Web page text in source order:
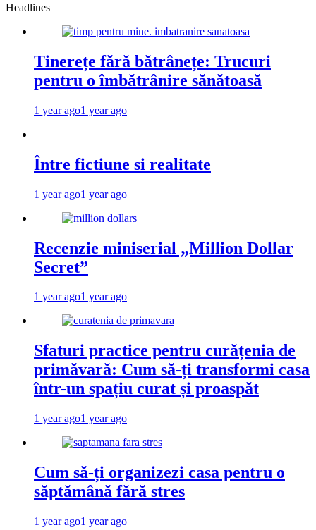
Headlines
Tinerețe fără bătrânețe: Trucuri
pentru o îmbătrânire sănătoasă
1 year ago1 year ago
Între fictiune si realitate
1 year ago1 year ago
Recenzie miniserial „Million Dollar
Secret”
1 year ago1 year ago
Sfaturi practice pentru curățenia de
primăvară: Cum să-ți transformi casa
într-un spațiu curat și proaspăt
1 year ago1 year ago
Cum să-ți organizezi casa pentru o
săptămână fără stres
1 year ago1 year ago